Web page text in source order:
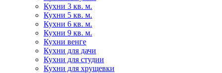
Кухни 3 кв. м.
Кухни 5 кв. м.
Кухни 6 кв. м.
Кухни 9 кв. м.
Кухни венге
Кухни для дачи
Кухни для студии
Кухни для хрущевки